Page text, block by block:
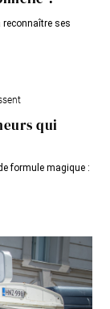
reconnaître ses
qui
formule magique :